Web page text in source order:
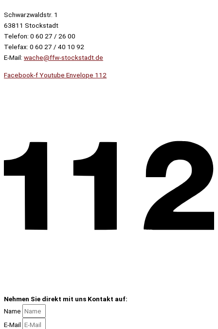
Schwarzwaldstr. 1
63811 Stockstadt
Telefon: 0 60 27 / 26 00
Telefax: 0 60 27 / 40 10 92
E-Mail: wache@ffw-stockstadt.de
Facebook-fYoutube Envelope 112
Nehmen Sie direkt mit uns Kontakt auf:
Name
E-Mail